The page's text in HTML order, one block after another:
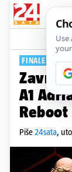
FINALE 8.
A1
Piše24sata,